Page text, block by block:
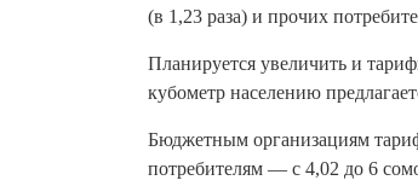
(в 1,23 раза) и прочих
Планируется увеличить и
кубометр населению
Бюджетным организациям
потребителям — с 4,02 до 6